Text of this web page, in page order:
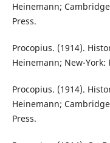
Heinemann;
Press.
Procopius. (1914).
Heinemann; New-York:
Procopius. (1914).
Heinemann;
Press.